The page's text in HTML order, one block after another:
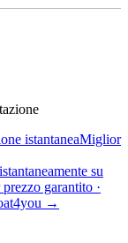
istantaneaMiglior
su
garantito ·
→